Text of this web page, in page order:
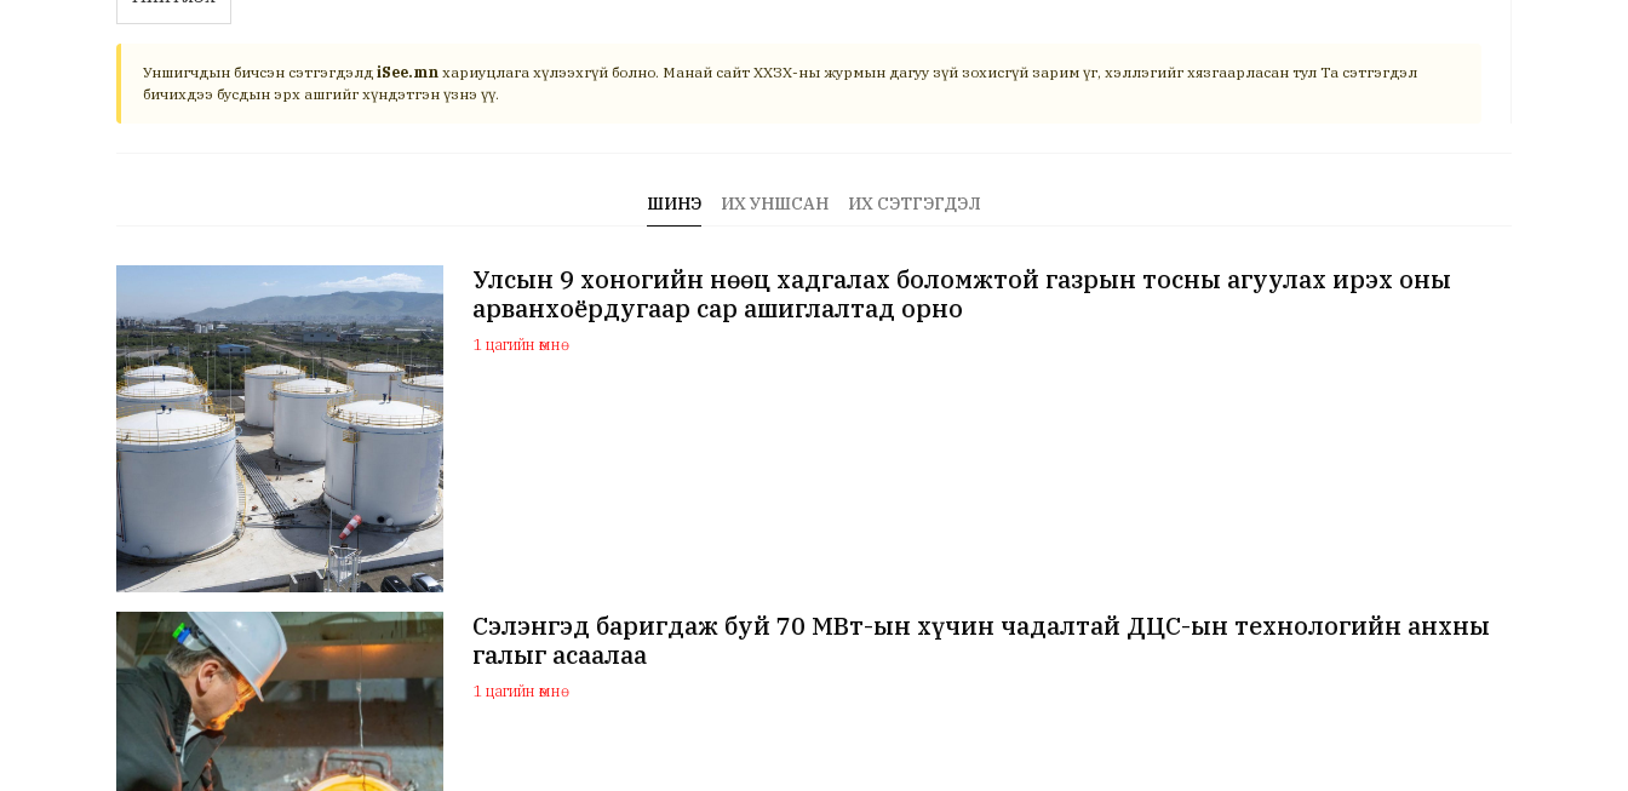
Уншигчдын бичсэн сэтгэгдэлд iSee.mn хариуцлага хүлээхгүй болно. Манай сайт ХХЗХ-ны журмын дагуу зүй зохисгүй зарим үг, хэллэгийг хязгаарласан тул Та сэтгэгдэл
бичихдээ бусдын эрх ашгийг хүндэтгэн үзнэ үү.
ШИНЭ ИХ УНШСАН ИХ СЭТГЭГДЭЛ
Улсын 9 хоногийн нөөц хадгалах боломжтой газрын тосны агуулах ирэх оны
арванхоёрдугаар сар ашиглалтад орно
1 цагийн өмнө
Сэлэнгэд баригдаж буй 70 МВт-ын хүчин чадалтай ДЦС-ын технологийн анхны
галыг асаалаа
1 цагийн өмнө